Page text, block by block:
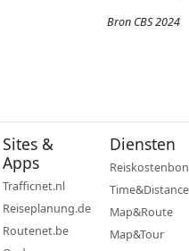
Bron CBS 2024
Sites &
Apps
Trafficnet.nl
Reiseplanung.de
Routenet.be
Diensten
Reiskostenbon
Time&Distance
Map&Route
Map&Tour